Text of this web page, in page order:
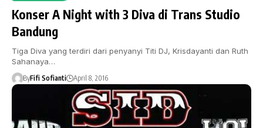
Konser A Night with 3 Diva di Trans Studio
Bandung
Tiga Diva yang terdiri dari penyanyi Titi DJ, Krisdayanti dan Ruth
Sahanaya…
ByFifi Sofianti April 8, 2016